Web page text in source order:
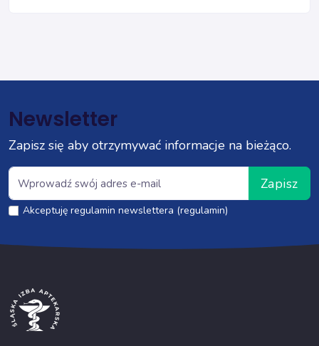
Newsletter
Zapisz się aby otrzymywać informacje na bieżąco.
Zapisz
Akceptuję regulamin newslettera (regulamin)